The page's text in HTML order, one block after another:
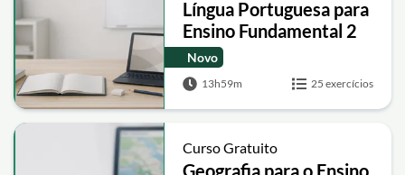
Língua Portuguesa para
Ensino Fundamental 2
Novo
13h59m 25 exercícios
Curso Gratuito